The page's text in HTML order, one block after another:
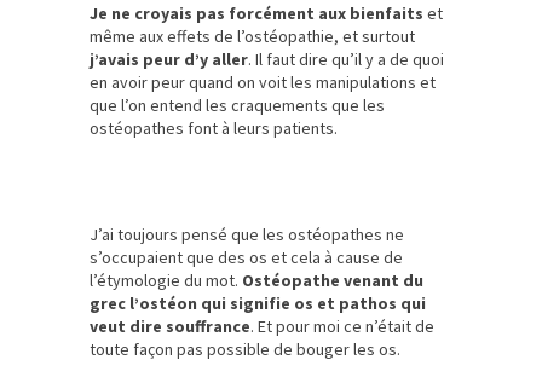
Je ne croyais pas forcément aux bienfaits et
même aux effets de l’ostéopathie, et surtout
j’avais peur d’y aller. Il faut dire qu’il y a de quoi
en avoir peur quand on voit les manipulations et
que l’on entend les craquements que les
ostéopathes font à leurs patients.
J’ai toujours pensé que les ostéopathes ne
s’occupaient que des os et cela à cause de
l’étymologie du mot. Ostéopathe venant du
grec l’ostéon qui signifie os et pathos qui
veut dire souffrance. Et pour moi ce n’était de
toute façon pas possible de bouger les os.